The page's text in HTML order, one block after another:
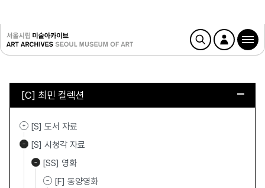
[C] 최민 컬렉션
[S] 도서 자료
[S] 시청각 자료
[SS] 영화
[F] 동양영화